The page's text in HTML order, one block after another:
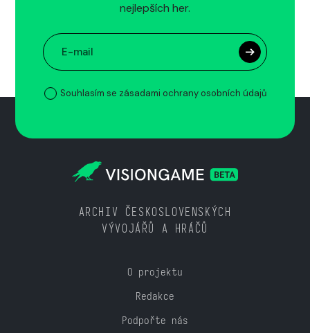
nejlepších her.
Souhlasím se zásadami ochrany osobních údajů
ARCHIV ČESKOSLOVENSKÝCH
VÝVOJÁŘŮ A HRÁČŮ
O projektu
Redakce
Podpořte nás